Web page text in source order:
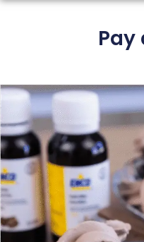
Pay